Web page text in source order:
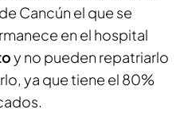
Cancún el que se
en el hospital
y no pueden repatriarlo
ya que tiene el 80%